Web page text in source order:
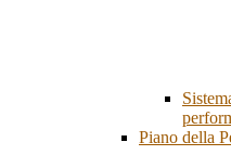
Piano della